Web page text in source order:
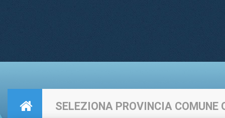
SELEZIONA PROVINCIA COMUNE